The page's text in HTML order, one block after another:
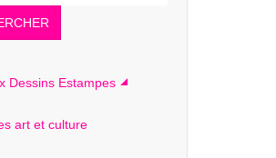
Dessins Estampes
art et culture